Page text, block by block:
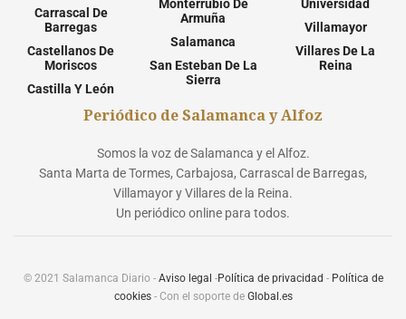
Carrascal De
Barregas
Castellanos De
Moriscos
Castilla Y León
Monterrubio De
Armuña
Salamanca
San Esteban De La
Sierra
Universidad
Villamayor
Villares De La
Reina
Periódico de Salamanca y Alfoz
Somos la voz de Salamanca y el Alfoz.
Santa Marta de Tormes, Carbajosa, Carrascal de Barregas,
Villamayor y Villares de la Reina.
Un periódico online para todos.
© 2021 Salamanca Diario - Aviso legal -Política de privacidad - Política de
cookies- Con el soporte de Global.es